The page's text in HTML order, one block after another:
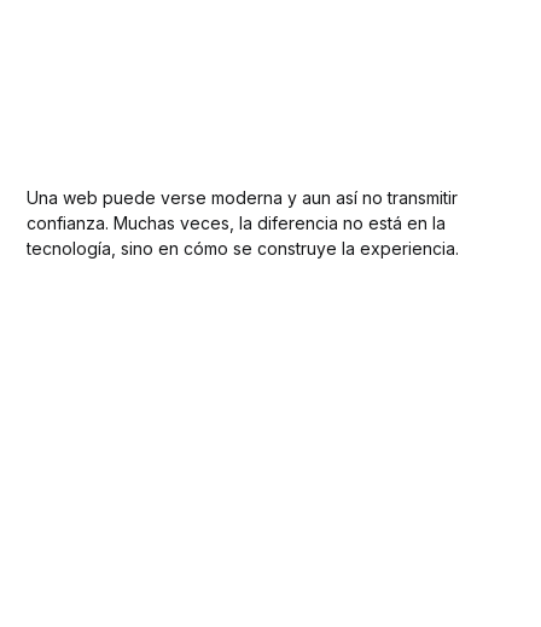
Una web puede verse moderna y aun así no transmitir
confianza. Muchas veces, la diferencia no está en la
tecnología, sino en cómo se construye la experiencia.